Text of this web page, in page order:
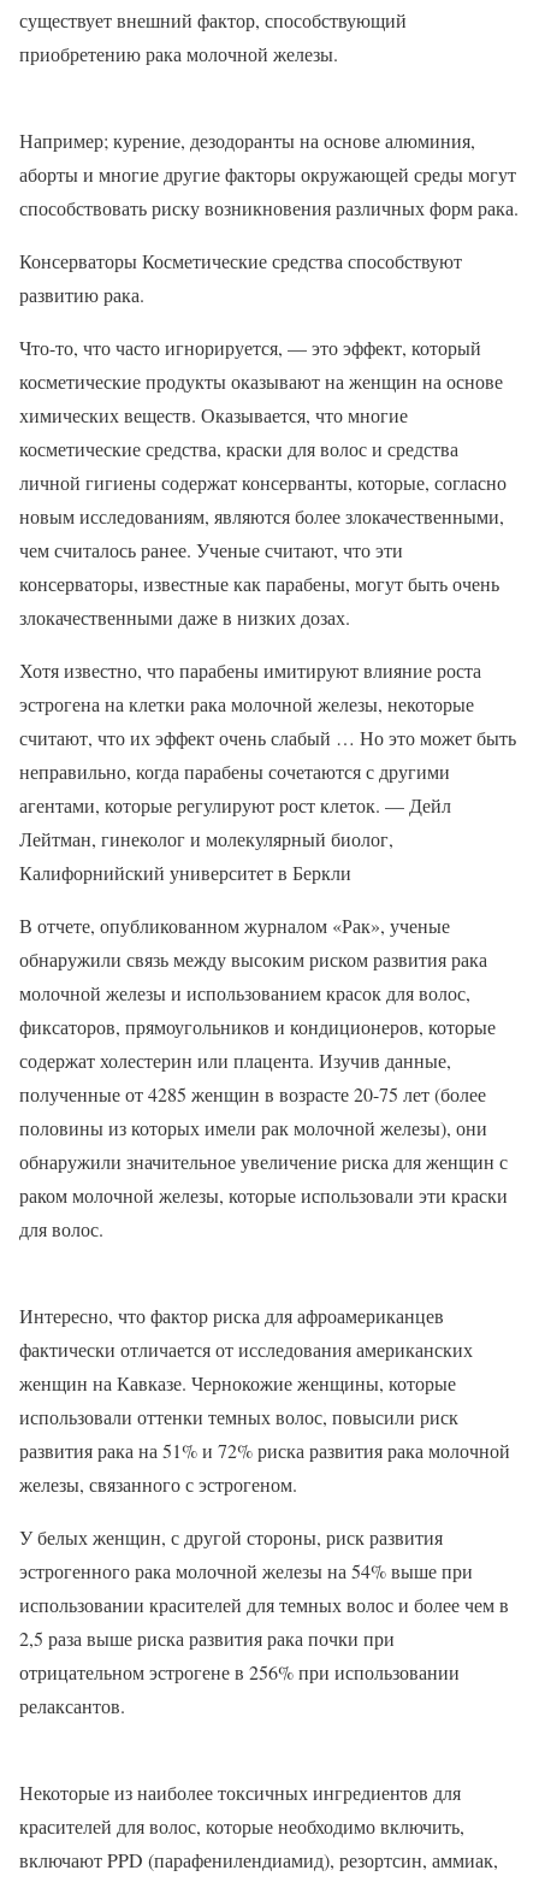
существует внешний фактор, способствующий
приобретению рака молочной железы.
Например; курение, дезодоранты на основе алюминия,
аборты и многие другие факторы окружающей среды могут
способствовать риску возникновения различных форм рака.
Консерваторы Косметические средства способствуют
развитию рака.
Что-то, что часто игнорируется, — это эффект, который
косметические продукты оказывают на женщин на основе
химических веществ. Оказывается, что многие
косметические средства, краски для волос и средства
личной гигиены содержат консерванты, которые, согласно
новым исследованиям, являются более злокачественными,
чем считалось ранее. Ученые считают, что эти
консерваторы, известные как парабены, могут быть очень
злокачественными даже в низких дозах.
Хотя известно, что парабены имитируют влияние роста
эстрогена на клетки рака молочной железы, некоторые
считают, что их эффект очень слабый … Но это может быть
неправильно, когда парабены сочетаются с другими
агентами, которые регулируют рост клеток. — Дейл
Лейтман, гинеколог и молекулярный биолог,
Калифорнийский университет в Беркли
В отчете, опубликованном журналом «Рак», ученые
обнаружили связь между высоким риском развития рака
молочной железы и использованием красок для волос,
фиксаторов, прямоугольников и кондиционеров, которые
содержат холестерин или плацента. Изучив данные,
полученные от 4285 женщин в возрасте 20-75 лет (более
половины из которых имели рак молочной железы), они
обнаружили значительное увеличение риска для женщин с
раком молочной железы, которые использовали эти краски
для волос.
Интересно, что фактор риска для афроамериканцев
фактически отличается от исследования американских
женщин на Кавказе. Чернокожие женщины, которые
использовали оттенки темных волос, повысили риск
развития рака на 51% и 72% риска развития рака молочной
железы, связанного с эстрогеном.
У белых женщин, с другой стороны, риск развития
эстрогенного рака молочной железы на 54% выше при
использовании красителей для темных волос и более чем в
2,5 раза выше риска развития рака почки при
отрицательном эстрогене в 256% при использовании
релаксантов.
Некоторые из наиболее токсичных ингредиентов для
красителей для волос, которые необходимо включить,
включают PPD (парафенилендиамид), резортсин, аммиак,